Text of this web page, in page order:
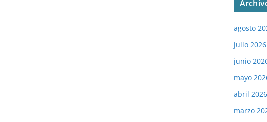
agosto
julio 2026
junio
mayo
abril 2026
marzo